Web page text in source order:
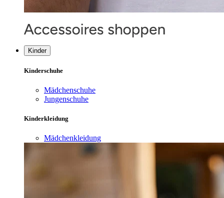
Kinder
Kinderschuhe
Mädchenschuhe
Jungenschuhe
Kinderkleidung
Mädchenkleidung